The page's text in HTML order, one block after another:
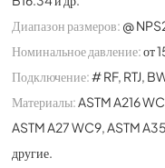
Диапазон размеров: @
Номинальное давление:от
Подключение:# RF, RTJ,
Материалы: ASTM A216
ASTM A27 WC9, ASTM
другие.